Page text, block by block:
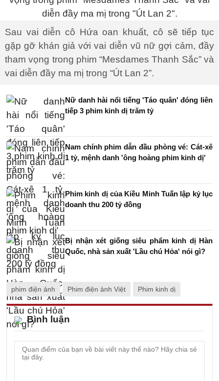
Sau vai diễn cô Hứa oan khuất, cô sẽ tiếp tục
gặp gỡ khán giả với vai diễn vũ nữ gợi cảm, đầy
tham vọng trong phim “Mesdames Thanh Sắc” và
vai diễn đầy ma mị trong “Út Lan 2”.
Nữ danh hài nổi tiếng 'Táo quân' đóng liên
tiếp 3 phim kinh dị trăm tỷ
Nam chính phim dẫn đầu phòng vé: Cát-xê
1 tỷ, mệnh danh 'ông hoàng phim kinh dị'
Phim kinh dị của Kiều Minh Tuấn lập kỷ lục
doanh thu 200 tỷ đồng
Bị nhận xét giống siêu phẩm kinh dị Hàn
Quốc, nhà sản xuất 'Lầu chú Hỏa' nói gì?
phim điện ảnh Phim điện ảnh Việt Phim kinh dị
Bình luận